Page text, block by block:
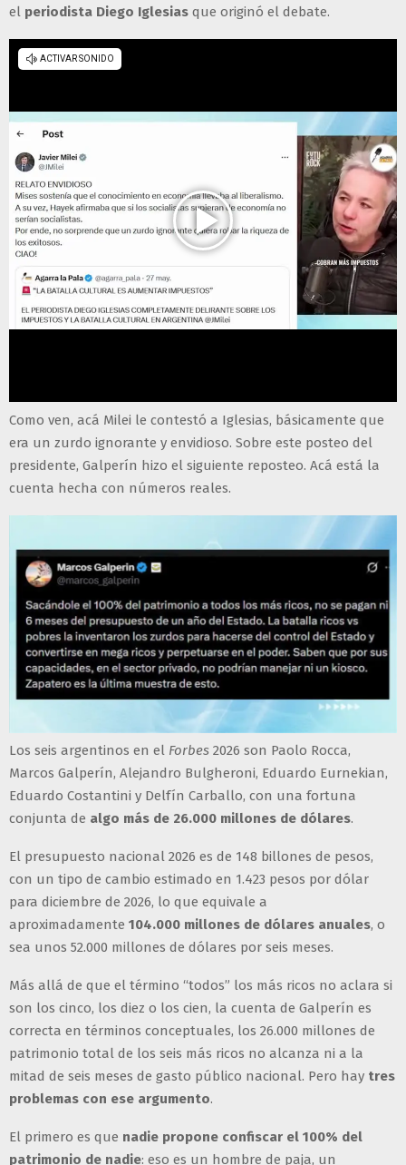
el periodista Diego Iglesias que originó el debate.
Como ven, acá Milei le contestó a Iglesias, básicamente que
era un zurdo ignorante y envidioso. Sobre este posteo del
presidente, Galperín hizo el siguiente reposteo. Acá está la
cuenta hecha con números reales.
Los seis argentinos en el Forbes 2026 son Paolo Rocca,
Marcos Galperín, Alejandro Bulgheroni, Eduardo Eurnekian,
Eduardo Costantini y Delfín Carballo, con una fortuna
conjunta de algo más de 26.000 millones de dólares.
El presupuesto nacional 2026 es de 148 billones de pesos,
con un tipo de cambio estimado en 1.423 pesos por dólar
para diciembre de 2026, lo que equivale a
aproximadamente 104.000 millones de dólares anuales, o
sea unos 52.000 millones de dólares por seis meses.
Más allá de que el término “todos” los más ricos no aclara si
son los cinco, los diez o los cien, la cuenta de Galperín es
correcta en términos conceptuales, los 26.000 millones de
patrimonio total de los seis más ricos no alcanza ni a la
mitad de seis meses de gasto público nacional. Pero hay tres
problemas con ese argumento.
El primero es que nadie propone confiscar el 100% del
patrimonio de nadie: eso es un hombre de paja, un